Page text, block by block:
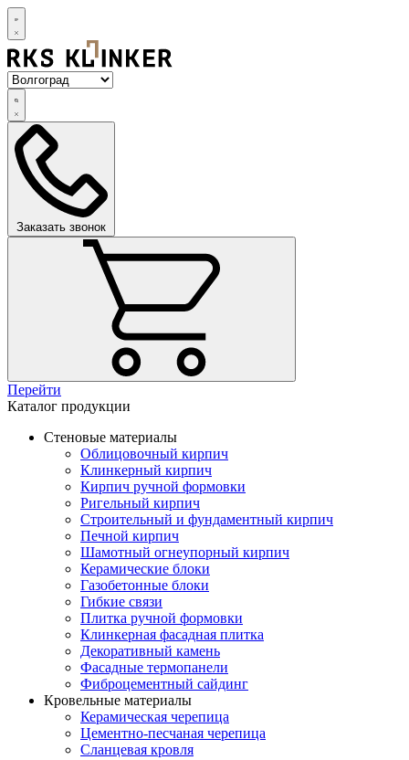
Заказать звонок
Перейти
Каталог продукции
Стеновые материалы
Облицовочный кирпич
Клинкерный кирпич
Кирпич ручной формовки
Ригельный кирпич
Строительный и фундаментный кирпич
Печной кирпич
Шамотный огнеупорный кирпич
Керамические блоки
Газобетонные блоки
Гибкие связи
Плитка ручной формовки
Клинкерная фасадная плитка
Декоративный камень
Фасадные термопанели
Фиброцементный сайдинг
Кровельные материалы
Керамическая черепица
Цементно-песчаная черепица
Сланцевая кровля